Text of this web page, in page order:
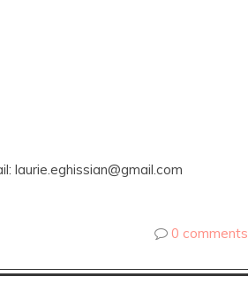
laurie.eghissian@gmail.com
0 comments